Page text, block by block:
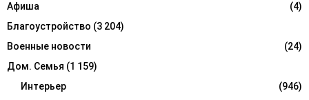
C
H
Афиша
(4)
Благоустройство (3 204)
Военные новости
(24)
Дом. Семья (1 159)
Интерьер
(946)